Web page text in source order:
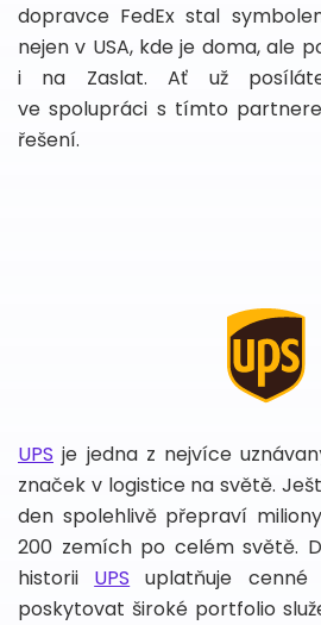
dopravce FedEx stal
nejen v USA, kde je doma, ale
i na Zaslat. Ať už posíláte
ve spolupráci s tímto
řešení.
UPS je jedna z nejvíce
značek v logistice na světě.
den spolehlivě přepraví
200 zemích po celém světě.
historii UPS uplatňuje cenné
poskytovat široké portfolio